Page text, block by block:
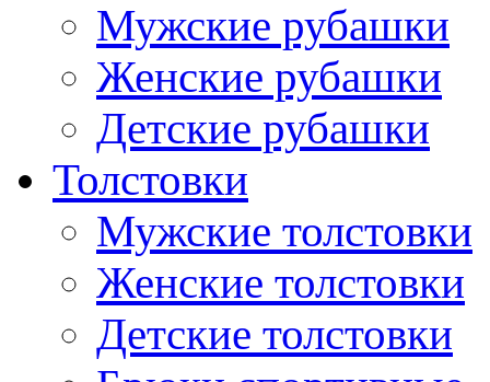
Мужские рубашки
Женские рубашки
Детские рубашки
Толстовки
Мужские толстовки
Женские толстовки
Детские толстовки